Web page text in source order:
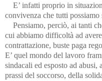
E’ infatti proprio in
convivenza che tutti
Pensiamo, perciò, ai tanti
cui abbiamo difficoltà ad
contrattazione, buste paga
E’ quel mondo del lavoro
sindacali ed esposto ad
prassi del soccorso, della